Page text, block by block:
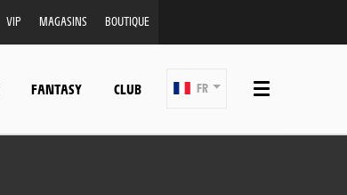
VIP MAGASINS BOUTIQUE
FANTASY CLUB FR